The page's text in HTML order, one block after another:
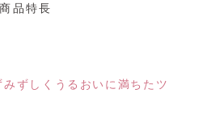
商品特長
ずしくうるおいに満ちたツ